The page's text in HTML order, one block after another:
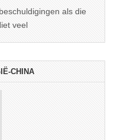
als die
veel
CHINA